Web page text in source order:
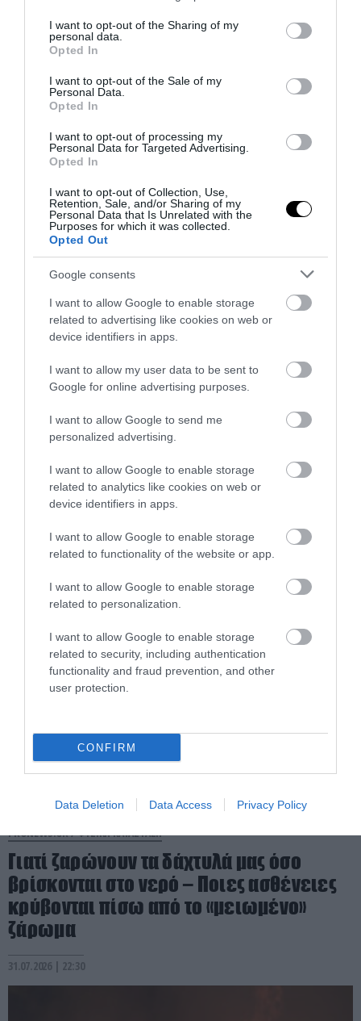
not limited to your visit or usage behaviour. You may click to
grant or deny consent to Google and its third-party tags to
use your data for below specified purposes in below Google
consent section.
I want to opt-out of the Sharing of my
personal data.
Opted In
I want to opt-out of the Sale of my
Personal Data.
Opted In
I want to opt-out of processing my
Personal Data for Targeted Advertising.
Opted In
I want to opt-out of Collection, Use,
Retention, Sale, and/or Sharing of my
Personal Data that Is Unrelated with the
Purposes for which it was collected.
Opted Out
Google consents
I want to allow Google to enable storage
related to advertising like cookies on web or
device identifiers in apps.
I want to allow my user data to be sent to
Google for online advertising purposes.
I want to allow Google to send me
personalized advertising.
I want to allow Google to enable storage
related to analytics like cookies on web or
device identifiers in apps.
I want to allow Google to enable storage
related to functionality of the website or app.
I want to allow Google to enable storage
related to personalization.
I want to allow Google to enable storage
related to security, including authentication
functionality and fraud prevention, and other
user protection.
CONFIRM
Data Deletion Data Access Privacy Policy
PRONEWS.GR /ΦΥΣΙΚΗ ΚΑΤΑΣΤΑΣΗ
Μετά τα 40: Οι ασκήσεις που βοηθούν τις
γυναίκες να διατηρήσουν μυϊκή μάζα και
να ενισχύσουν τον μεταβολισμό
PRONEWS.GR /ΦΥΣΙΚΗ ΚΑΤΑΣΤΑΣΗ
υπόσχεται καλύτερη φυσική κατάσταση
με μόνο 30 λεπτά περπάτημα
01.08.2026 | 17:08
PRONEWS.GR /ΦΥΣΙΚΗ ΚΑΤΑΣΤΑΣΗ
Γιατί ζαρώνουν τα δάχτυλά μας όσο
βρίσκονται στο νερό – Ποιες ασθένειες
κρύβονται πίσω από το «μειωμένο»
ζάρωμα
31.07.2026 | 22:30